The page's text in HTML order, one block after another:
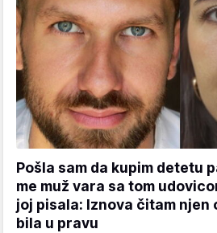
Pošla sam da kupim detetu
me muž vara sa tom
joj pisala: Iznova čitam njen
bila u pravu